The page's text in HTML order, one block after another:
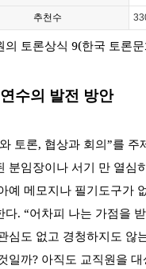
추천수
의 토론상식 9(한국 토론
수의 발전 방안
토론, 협상과 회의”를 주
분임장이나 서기 만 열심
예 메모지나 필기도구가
다. “어차피 나는 가점을
심도 없고 경청하지도 않
일까? 아직도 교직원을